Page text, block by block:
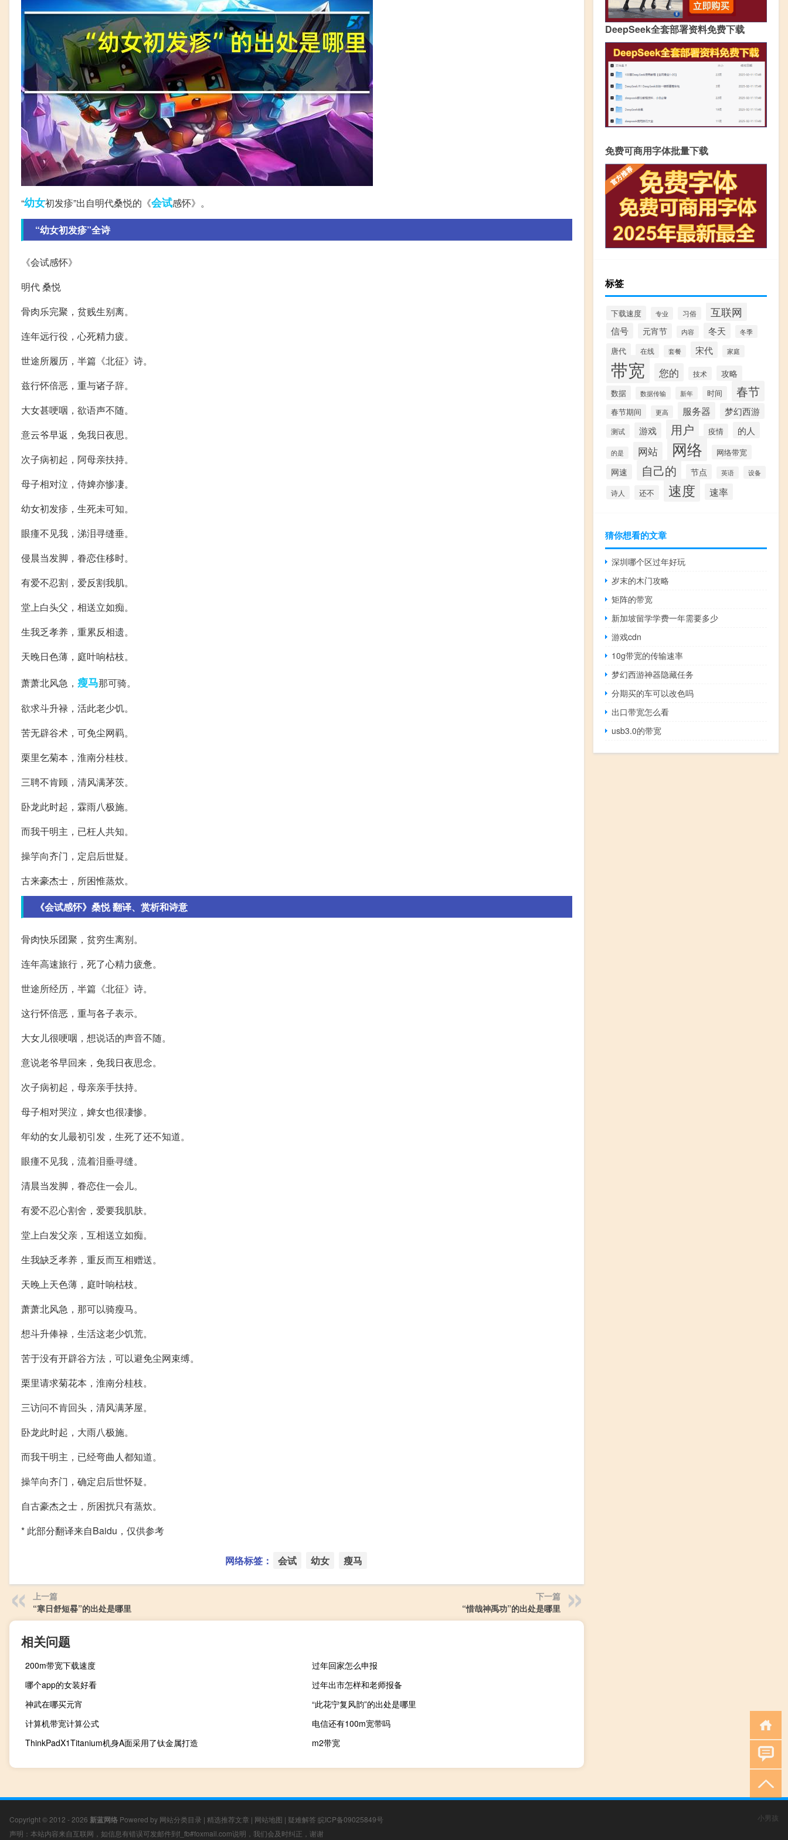
“幼女初发疹”出自明代桑悦的《会试感怀》。
“幼女初发疹”全诗
《会试感怀》
明代 桑悦
骨肉乐完聚，贫贱生别离。
连年远行役，心死精力疲。
世途所履历，半篇《北征》诗。
兹行怀倍恶，重与诸子辞。
大女甚哽咽，欲语声不随。
意云爷早返，免我日夜思。
次子病初起，阿母亲扶持。
母子相对泣，侍婢亦惨凄。
幼女初发疹，生死未可知。
眼瘇不见我，涕泪寻缝垂。
侵晨当发脚，眷恋住移时。
有爱不忍割，爱反割我肌。
堂上白头父，相送立如痴。
生我乏孝养，重累反相遗。
天晚日色薄，庭叶响枯枝。
萧萧北风急， 瘦马那可骑。
欲求斗升禄，活此老少饥。
苦无辟谷术，可免尘网羁。
栗里乞菊本，淮南分桂枝。
三聘不肯顾，清风满茅茨。
卧龙此时起，霖雨八极施。
而我干明主，已枉人共知。
操竽向齐门，定启后世疑。
古来豪杰士，所困惟蒸炊。
《会试感怀》桑悦 翻译、赏析和诗意
骨肉快乐团聚，贫穷生离别。
连年高速旅行，死了心精力疲惫。
世途所经历，半篇《北征》诗。
这行怀倍恶，重与各子表示。
大女儿很哽咽，想说话的声音不随。
意说老爷早回来，免我日夜思念。
次子病初起，母亲亲手扶持。
母子相对哭泣，婢女也很凄惨。
年幼的女儿最初引发，生死了还不知道。
眼瘇不见我，流着泪垂寻缝。
清晨当发脚，眷恋住一会儿。
有爱不忍心割舍，爱要我肌肤。
堂上白发父亲，互相送立如痴。
生我缺乏孝养，重反而互相赠送。
天晚上天色薄，庭叶响枯枝。
萧萧北风急，那可以骑瘦马。
想斗升俸禄，生活这老少饥荒。
苦于没有开辟谷方法，可以避免尘网束缚。
栗里请求菊花本，淮南分桂枝。
三访问不肯回头，清风满茅屋。
卧龙此时起，大雨八极施。
而我干明主，已经弯曲人都知道。
操竿向齐门，确定启后世怀疑。
自古豪杰之士，所困扰只有蒸炊。
* 此部分翻译来自Baidu，仅供参考
网络标签： 会试 幼女 瘦马
上一篇
“寒日舒短晷”的出处是哪里
下一篇
“惜哉神禹功”的出处是哪里
相关问题
200m带宽下载速度
过年回家怎么申报
哪个app的女装好看
过年出市怎样和老师报备
神武在哪买元宵
“此花宁复风韵”的出处是哪里
计算机带宽计算公式
电信还有100m宽带吗
ThinkPadX1Titanium机身A面采用了钛金属打造
m2带宽
DeepSeek全套部署资料免费下载
免费可商用字体批量下载
标签
下载速度 专业 习俗 互联网
信号 元宵节 内容 冬天 冬季
唐代 在线 套餐 宋代 家庭
带宽 您的 技术 攻略
数据 数据传输 新年 时间 春节
春节期间 更高 服务器 梦幻西游
测试 游戏 用户 疫情 的人
的是 网站 网络 网络带宽
网速 自己的 节点 英语 设备
诗人 还不 速度 速率
猜你想看的文章
深圳哪个区过年好玩
岁末的木门攻略
矩阵的带宽
新加坡留学学费一年需要多少
游戏cdn
10g带宽的传输速率
梦幻西游神器隐藏任务
分期买的车可以改色吗
出口带宽怎么看
usb3.0的带宽
Copyright © 2012 - 2026 新蓝网络 Powered by 网站分类目录 | 精选推荐文章 | 网站地图 | 疑难解答 皖ICP备09025849号
声明：本站内容来自互联网，如信息有错误可发邮件到f_fb#foxmail.com说明，我们会及时纠正，谢谢
小男孩